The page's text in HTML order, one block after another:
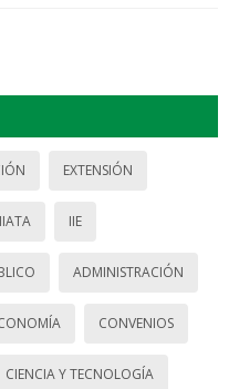
EXTENSIÓN
IIATA IIE
ADMINISTRACIÓN
CONVENIOS
CIENCIA Y TECNOLOGÍA